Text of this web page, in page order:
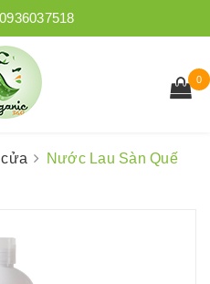
0936037518
0
Nước Lau Sàn Quế